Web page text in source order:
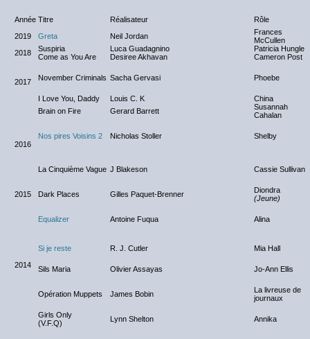
Année Titre Réalisateur
Rôle
2019
Greta Neil Jordan
Frances
McCullen
2018
Suspiria Luca Guadagnino
Patricia Hungle
Come as You Are
Desiree Akhavan Cameron Post
2017 November Criminals Sacha Gervasi Phoebe
I Love You, Daddy Louis C. K China
2016
Brain on Fire Gerard Barrett
Susannah
Cahalan
Nos pires Voisins 2 Nicholas Stoller Shelby
La Cinquième Vague J Blakeson Cassie Sullivan
2015 Dark Places Gilles Paquet-Brenner
Diondra
(Jeune)
2014
Equalizer Antoine Fuqua Alina
Si je reste R. J. Cutler Mia Hall
Sils Maria Olivier Assayas Jo-Ann Ellis
Opération Muppets James Bobin
La livreuse de
journaux
Girls Only
(V.F.Q)
Lynn Shelton Annika